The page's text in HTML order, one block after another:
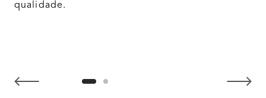
qualidade.